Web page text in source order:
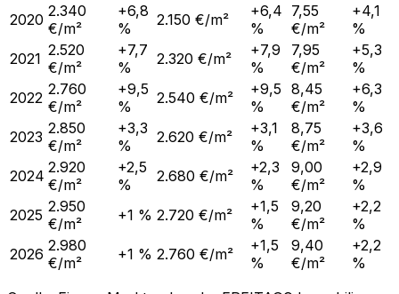
2020 2.340
€/m²
+6,8
%
2.150 €/m²
+6,4
%
7,55
€/m²
+4,1
%
2021 2.520
€/m²
+7,7
%
2.320 €/m²
+7,9
%
7,95
€/m²
+5,3
%
2022 2.760
€/m²
+9,5
%
2.540 €/m²
+9,5
%
8,45
€/m²
+6,3
%
2023 2.850
€/m²
+3,3
%
2.620 €/m²
+3,1
%
8,75
€/m²
+3,6
%
2024 2.920
€/m²
+2,5
%
2.680 €/m²
+2,3
%
9,00
€/m²
+2,9
%
2025 2.950
€/m²
+1 % 2.720 €/m²
+1,5
%
9,20
€/m²
+2,2
%
2026 2.980
€/m²
+1 % 2.760 €/m²
+1,5
%
9,40
€/m²
+2,2
%